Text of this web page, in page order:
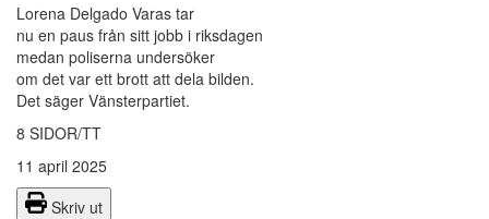
Lorena Delgado Varas tar
nu en paus från sitt jobb i riksdagen
medan poliserna undersöker
om det var ett brott att dela bilden.
Det säger Vänsterpartiet.
8 SIDOR/TT
11 april 2025
Skriv ut